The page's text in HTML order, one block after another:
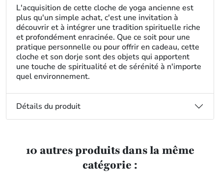
L'acquisition de cette cloche de yoga ancienne est
plus qu'un simple achat, c'est une invitation à
découvrir et à intégrer une tradition spirituelle riche
et profondément enracinée. Que ce soit pour une
pratique personnelle ou pour offrir en cadeau, cette
cloche et son dorje sont des objets qui apportent
une touche de spiritualité et de sérénité à n'importe
quel environnement.
Détails du produit
10 autres produits dans la même
catégorie :